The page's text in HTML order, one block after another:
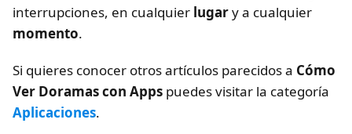
interrupciones, en cualquier lugary a cualquier
momento.
Si quieres conocer otros artículos parecidos a Cómo
Ver Doramas con Apps puedes visitar la categoría
Aplicaciones.